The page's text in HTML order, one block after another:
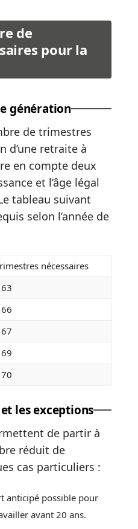
de
pour la
génération
de trimestres
d’une retraite à
en compte deux
et l’âge légal
tableau suivant
selon l’année de
nécessaires
les exceptions
de partir à
réduit de
cas particuliers :
anticipé possible pour
avant 20 ans.